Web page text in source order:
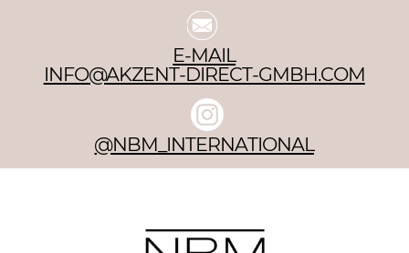
E-MAIL
INFO@AKZENT-DIRECT-GMBH.COM
@NBM_INTERNATIONAL